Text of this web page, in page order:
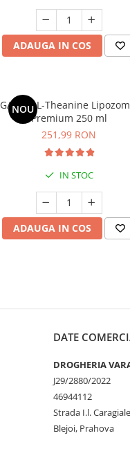
ADAUGA IN COS
NOU
GABA + L-Theanine
Premium 250 ml
251,99 RON
IN STOC
ADAUGA IN COS
DATE
DROGHERIA
J29/2880/2022
46944112
Strada I.l.
Blejoi, Prahova